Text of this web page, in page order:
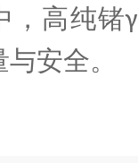
，高纯锗γ
安全。